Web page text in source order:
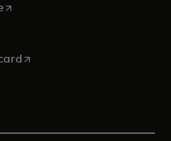
opens in a new tab
new tab
opens in a new tab
in a new tab